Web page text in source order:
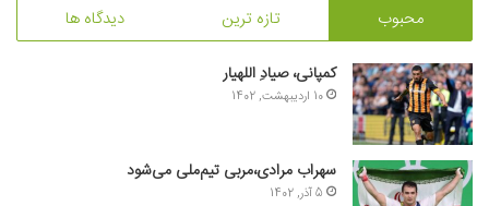
محبوب تازه ترین دیدگاه ها
کمپانی، صیادِ اللهیار
10 اردیبهشت, 1402
سهراب مرادی،مربی تیم‌ملی می‌شود
5 آذر, 1402